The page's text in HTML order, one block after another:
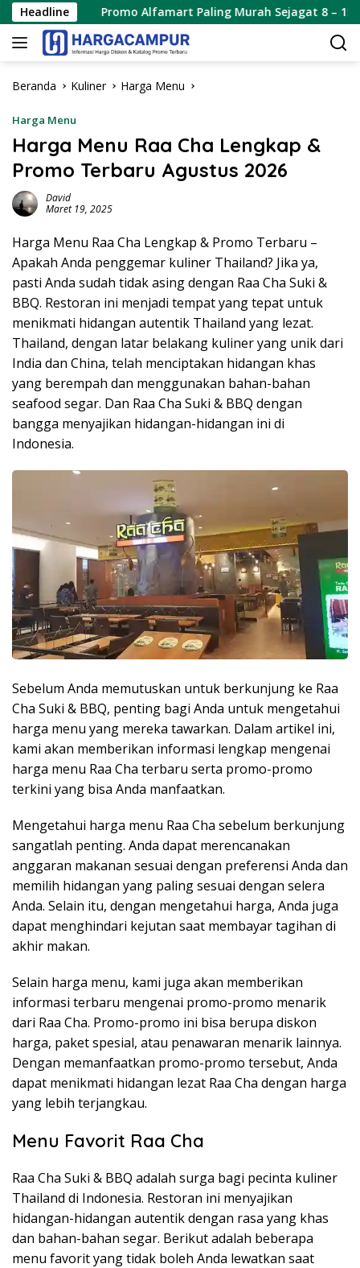
Langsung
ke
konten
Headline
Promo Alfamart Paling Murah Sejagat 8 – 15 Agustus 2026
Beranda Kuliner Harga Menu
Harga Menu
Harga Menu Raa Cha Lengkap &
Promo Terbaru Agustus 2026
David
Maret 19, 2025
Harga Menu Raa Cha Lengkap & Promo Terbaru –
Apakah Anda penggemar kuliner Thailand? Jika ya,
pasti Anda sudah tidak asing dengan Raa Cha Suki &
BBQ. Restoran ini menjadi tempat yang tepat untuk
menikmati hidangan autentik Thailand yang lezat.
Thailand, dengan latar belakang kuliner yang unik dari
India dan China, telah menciptakan hidangan khas
yang berempah dan menggunakan bahan-bahan
seafood segar. Dan Raa Cha Suki & BBQ dengan
bangga menyajikan hidangan-hidangan ini di
Indonesia.
Sebelum Anda memutuskan untuk berkunjung ke Raa
Cha Suki & BBQ, penting bagi Anda untuk mengetahui
harga menu yang mereka tawarkan. Dalam artikel ini,
kami akan memberikan informasi lengkap mengenai
harga menu Raa Cha terbaru serta promo-promo
terkini yang bisa Anda manfaatkan.
Mengetahui harga menu Raa Cha sebelum berkunjung
sangatlah penting. Anda dapat merencanakan
anggaran makanan sesuai dengan preferensi Anda dan
memilih hidangan yang paling sesuai dengan selera
Anda. Selain itu, dengan mengetahui harga, Anda juga
dapat menghindari kejutan saat membayar tagihan di
akhir makan.
Selain harga menu, kami juga akan memberikan
informasi terbaru mengenai promo-promo menarik
dari Raa Cha. Promo-promo ini bisa berupa diskon
harga, paket spesial, atau penawaran menarik lainnya.
Dengan memanfaatkan promo-promo tersebut, Anda
dapat menikmati hidangan lezat Raa Cha dengan harga
yang lebih terjangkau.
Menu Favorit Raa Cha
Raa Cha Suki & BBQ adalah surga bagi pecinta kuliner
Thailand di Indonesia. Restoran ini menyajikan
hidangan-hidangan autentik dengan rasa yang khas
dan bahan-bahan segar. Berikut adalah beberapa
menu favorit yang tidak boleh Anda lewatkan saat